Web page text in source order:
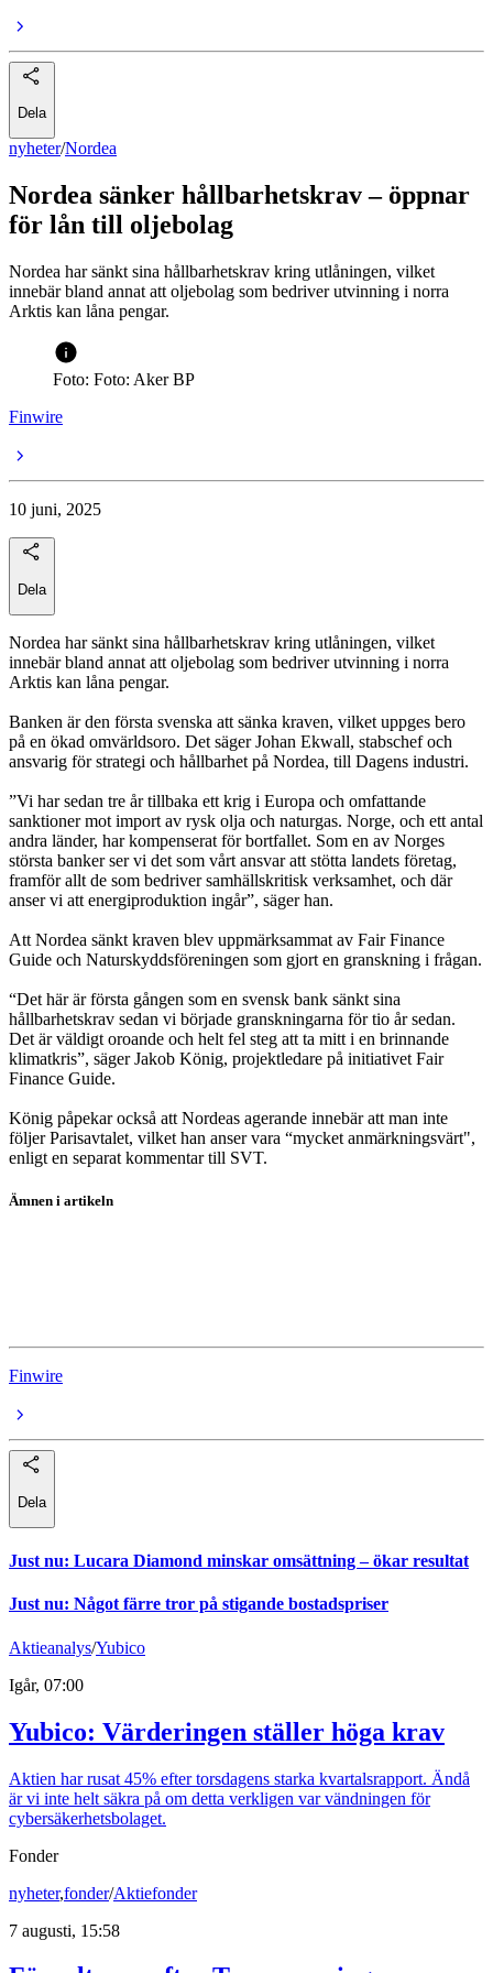
Dela
nyheter/Nordea
Nordea sänker hållbarhetskrav – öppnar
för lån till oljebolag
Nordea har sänkt sina hållbarhetskrav kring utlåningen, vilket
innebär bland annat att oljebolag som bedriver utvinning i norra
Arktis kan låna pengar.
Foto: Foto: Aker BP
Finwire
10 juni, 2025
Dela
Nordea har sänkt sina hållbarhetskrav kring utlåningen, vilket
innebär bland annat att oljebolag som bedriver utvinning i norra
Arktis kan låna pengar.
Banken är den första svenska att sänka kraven, vilket uppges bero
på en ökad omvärldsoro. Det säger Johan Ekwall, stabschef och
ansvarig för strategi och hållbarhet på Nordea, till Dagens industri.
”Vi har sedan tre år tillbaka ett krig i Europa och omfattande
sanktioner mot import av rysk olja och naturgas. Norge, och ett antal
andra länder, har kompenserat för bortfallet. Som en av Norges
största banker ser vi det som vårt ansvar att stötta landets företag,
framför allt de som bedriver samhällskritisk verksamhet, och där
anser vi att energiproduktion ingår”, säger han.
Att Nordea sänkt kraven blev uppmärksammat av Fair Finance
Guide och Naturskyddsföreningen som gjort en granskning i frågan.
“Det här är första gången som en svensk bank sänkt sina
hållbarhetskrav sedan vi började granskningarna för tio år sedan.
Det är väldigt oroande och helt fel steg att ta mitt i en brinnande
klimatkris”, säger Jakob König, projektledare på initiativet Fair
Finance Guide.
König påpekar också att Nordeas agerande innebär att man inte
följer Parisavtalet, vilket han anser vara “mycket anmärkningsvärt",
enligt en separat kommentar till SVT.
Ämnen i artikeln
Finwire
Dela
Just nu: Lucara Diamond minskar omsättning – ökar resultat
Just nu: Något färre tror på stigande bostadspriser
Aktieanalys/Yubico
Igår, 07:00
Yubico: Värderingen ställer höga krav
Aktien har rusat 45% efter torsdagens starka kvartalsrapport. Ändå
är vi inte helt säkra på om detta verkligen var vändningen för
cybersäkerhetsbolaget.
Fonder
nyheter,fonder/Aktiefonder
7 augusti, 15:58